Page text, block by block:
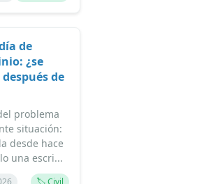
de
¿se
de
problema
situación:
desde hace
una escri...
🏷️ Civil